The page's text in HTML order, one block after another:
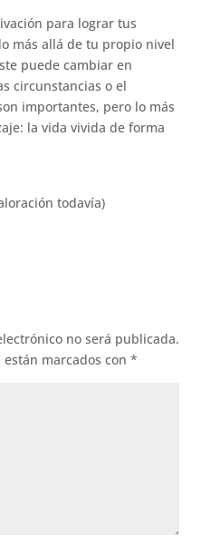
para lograr tus
más allá de tu propio nivel
puede cambiar en
circunstancias o el
importantes, pero lo más
la vida vivida de forma
todavía)
no será publicada.
marcados con *